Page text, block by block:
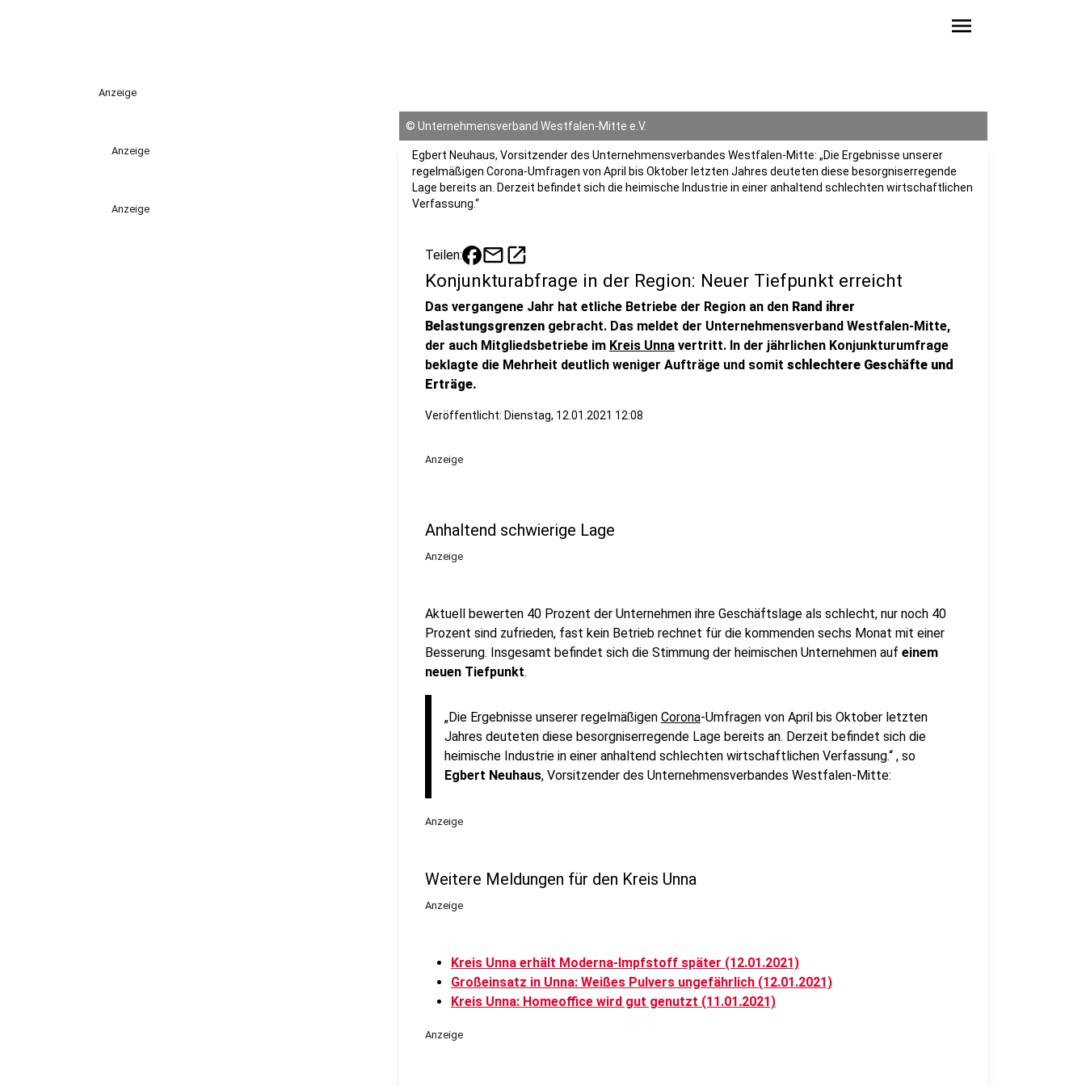
menu
Anzeige
Anzeige
Anzeige
© Unternehmensverband Westfalen-Mitte e.V.
Egbert Neuhaus, Vorsitzender des Unternehmensverbandes Westfalen-Mitte: „Die Ergebnisse unserer
regelmäßigen Corona-Umfragen von April bis Oktober letzten Jahres deuteten diese besorgniserregende
Lage bereits an. Derzeit befindet sich die heimische Industrie in einer anhaltend schlechten wirtschaftlichen
Verfassung.“
Teilen: mailopen_in_new
Konjunkturabfrage in der Region: Neuer Tiefpunkt erreicht
Das vergangene Jahr hat etliche Betriebe der Region an den Rand ihrer
Belastungsgrenzen gebracht. Das meldet der Unternehmensverband Westfalen-Mitte,
der auch Mitgliedsbetriebe im Kreis Unna vertritt. In der jährlichen Konjunkturumfrage
beklagte die Mehrheit deutlich weniger Aufträge und somit schlechtere Geschäfte und
Erträge.
Veröffentlicht: Dienstag, 12.01.2021 12:08
Anzeige
Anhaltend schwierige Lage
Anzeige
Aktuell bewerten 40 Prozent der Unternehmen ihre Geschäftslage als schlecht, nur noch 40
Prozent sind zufrieden, fast kein Betrieb rechnet für die kommenden sechs Monat mit einer
Besserung. Insgesamt befindet sich die Stimmung der heimischen Unternehmen auf einem
neuen Tiefpunkt.
„Die Ergebnisse unserer regelmäßigen Corona-Umfragen von April bis Oktober letzten
Jahres deuteten diese besorgniserregende Lage bereits an. Derzeit befindet sich die
heimische Industrie in einer anhaltend schlechten wirtschaftlichen Verfassung.“ , so
Egbert Neuhaus, Vorsitzender des Unternehmensverbandes Westfalen-Mitte:
Anzeige
Weitere Meldungen für den Kreis Unna
Anzeige
Kreis Unna erhält Moderna-Impfstoff später (12.01.2021)
Großeinsatz in Unna: Weißes Pulvers ungefährlich (12.01.2021)
Kreis Unna: Homeoffice wird gut genutzt (11.01.2021)
Anzeige